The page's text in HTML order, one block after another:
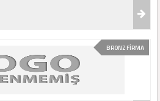
BRONZ FİRMA